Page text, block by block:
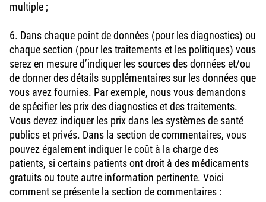
multiple ;
6. Dans chaque point de données (pour les diagnostics) ou
chaque section (pour les traitements et les politiques) vous
serez en mesure d’indiquer les sources des données et/ou
de donner des détails supplémentaires sur les données que
vous avez fournies. Par exemple, nous vous demandons
de spécifier les prix des diagnostics et des traitements.
Vous devez indiquer les prix dans les systèmes de santé
publics et privés. Dans la section de commentaires, vous
pouvez également indiquer le coût à la charge des
patients, si certains patients ont droit à des médicaments
gratuits ou toute autre information pertinente. Voici
comment se présente la section de commentaires :